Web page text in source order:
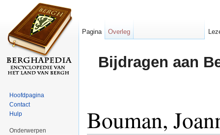
Bijdragen aan
Bouman,
Pagina Overleg
Hoofdpagina
Contact
Hulp
Onderwerpen